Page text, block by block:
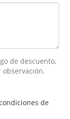
de descuento,
de